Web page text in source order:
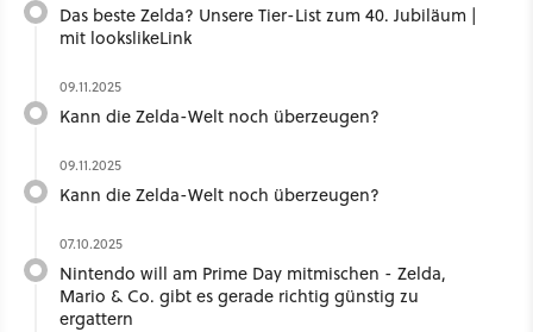
Das beste Zelda? Unsere Tier-List zum 40. Jubiläum |
mit lookslikeLink ​
09.11.2025
Kann die Zelda-Welt noch überzeugen?
09.11.2025
Kann die Zelda-Welt noch überzeugen?
07.10.2025
Nintendo will am Prime Day mitmischen - Zelda,
Mario & Co. gibt es gerade richtig günstig zu
ergattern